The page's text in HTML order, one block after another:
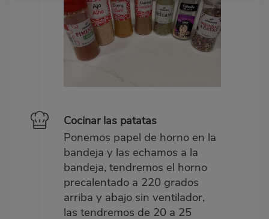
Cocinar las patatas
Ponemos papel de horno en la
bandeja y las echamos a la
bandeja, tendremos el horno
precalentado a 220 grados
arriba y abajo sin ventilador,
las tendremos de 20 a 25